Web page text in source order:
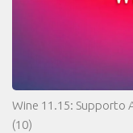
Wine 11.15: Supporto
(10)